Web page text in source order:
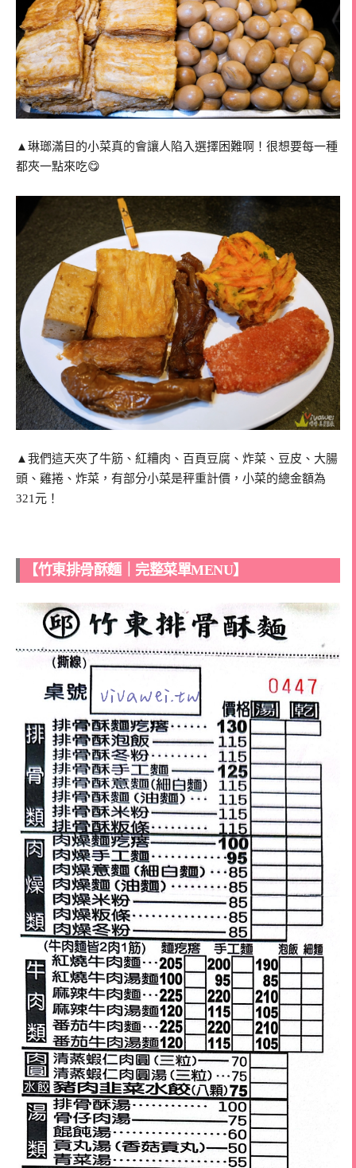
▲琳瑯滿目的小菜真的會讓人陷入選擇困難啊！很想要每一種
都夾一點來吃😋
▲我們這天夾了牛筋、紅糟肉、百頁豆腐、炸菜、豆皮、大腸
頭、雞捲、炸菜，有部分小菜是秤重計價，小菜的總金額為
321元！
【竹東排骨酥麵｜完整菜單MENU】